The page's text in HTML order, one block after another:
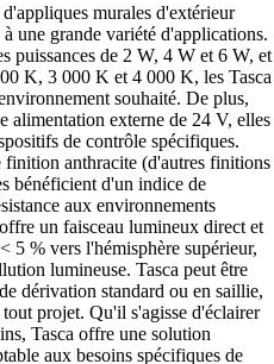
murales d'extérieur
une grande variété d'applications.
puissances de 2 W, 4 W et 6 W, et
K, 3 000 K et 4 000 K, les Tasca
souhaité. De plus,
alimentation externe de 24 V, elles
de contrôle spécifiques.
finition anthracite (d'autres finitions
bénéficient d'un indice de
aux environnements
un faisceau lumineux direct et
5 % vers l'hémisphère supérieur,
lumineuse. Tasca peut être
dérivation standard ou en saillie,
projet. Qu'il s'agisse d'éclairer
Tasca offre une solution
aux besoins spécifiques de